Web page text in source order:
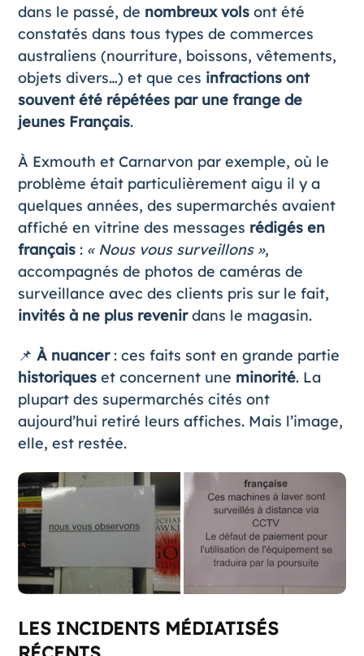
dans le passé, de nombreux volsont été
constatés dans tous types de commerces
australiens (nourriture, boissons, vêtements,
objets divers…) et que ces infractions ont
souvent été répétées par une frange de
jeunes Français.
À Exmouth et Carnarvon par exemple, où le
problème était particulièrement aigu il y a
quelques années, des supermarchés avaient
affiché en vitrine des messages rédigés en
français: « Nous vous surveillons »,
accompagnés de photos de caméras de
surveillance avec des clients pris sur le fait,
invités à ne plus revenirdans le magasin.
📌 À nuancer: ces faits sont en grande partie
historiqueset concernent une minorité. La
plupart des supermarchés cités ont
aujourd’hui retiré leurs affiches. Mais l’image,
elle, est restée.
LES INCIDENTS MÉDIATISÉS